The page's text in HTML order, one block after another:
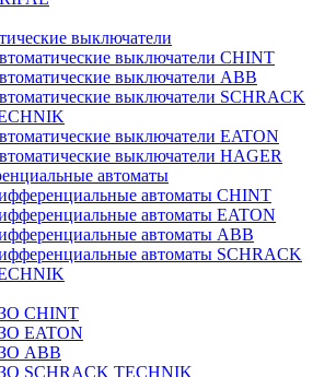
выключатели
выключатели CHINT
выключатели ABB
выключатели SCHRACK
выключатели EATON
выключатели HAGER
автоматы
автоматы CHINT
автоматы EATON
автоматы ABB
автоматы SCHRACK
CHINT
EATON
ABB
SCHRACK TECHNIK